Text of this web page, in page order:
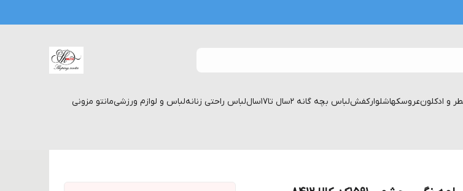
و ادکلونعروسکهاشلوارکفشلباس بچه گانه 2سال تا۱۷سال لباس راحتی زنانهلباس و لوازم ورزشیمانتو مزونی